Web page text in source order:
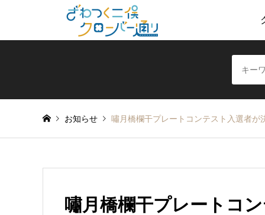
お知らせ 嘯月橋欄干プレートコンテスト入選者が
嘯月橋欄干プレートコ